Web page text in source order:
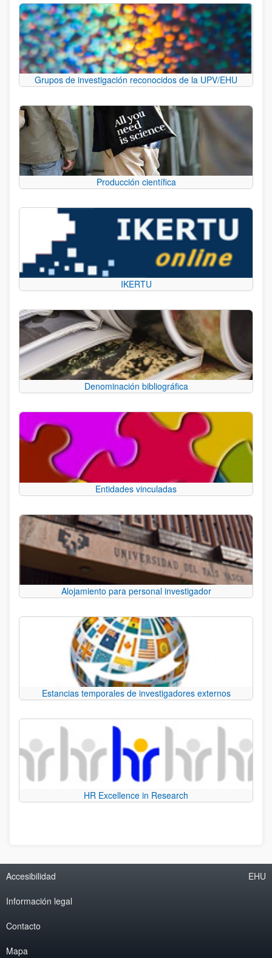
Grupos de investigación reconocidos de la UPV/EHU
Producción científica
IKERTU
Denominación bibliográfica
Entidades vinculadas
Alojamiento para personal investigador
Estancias temporales de investigadores externos
HR Excellence in Research
Accesibilidad
Información legal
Contacto
Mapa
EHU